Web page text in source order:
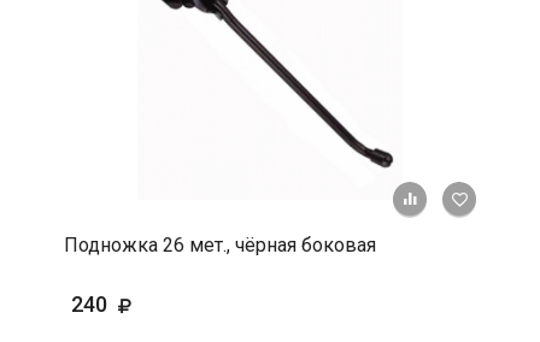
+ К
Подножка 26 мет., чёрная боковая
240